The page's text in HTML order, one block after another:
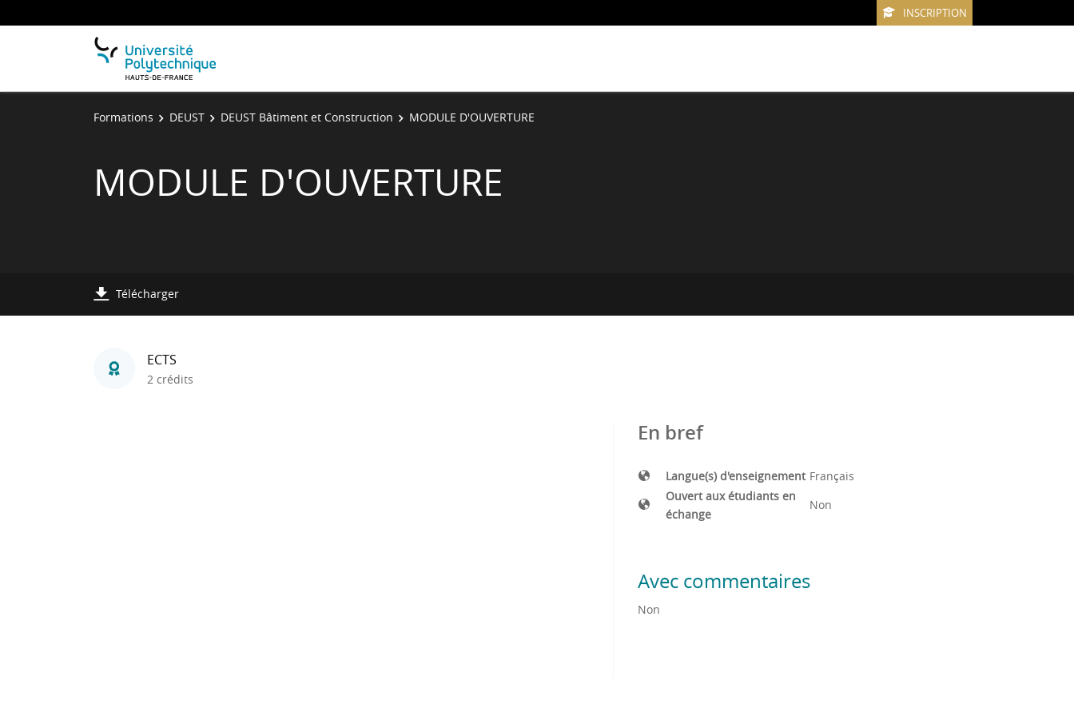
INSCRIPTION
Formations DEUST DEUST Bâtiment et Construction MODULE D'OUVERTURE
MODULE D'OUVERTURE
Télécharger
ECTS
2 crédits
En bref
Langue(s) d'enseignement Français
Ouvert aux étudiants en
échange
Non
Avec commentaires
Non